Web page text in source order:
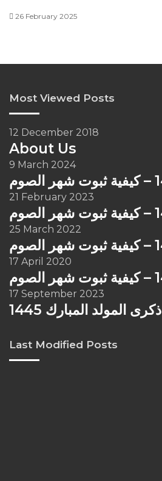
26 February 2025
Most Viewed Posts
12 December 2018
About Us
9 March 2024
21 February 2023
25 March 2022
17 April 2020
17 September 2023
ذكرى المولد المبارك 1445
Last Modified Posts